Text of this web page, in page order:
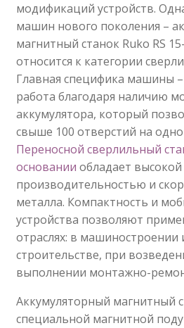
модификаций устройств.
машин нового поколения –
магнитный станок Ruko RS
относится к категории
Главная специфика машины
работа благодаря наличию
аккумулятора, который
свыше 100 отверстий на
Переносной сверлильный
основании обладает высокой
производительностью и
металла. Компактность и
устройства позволяют
отраслях: в
строительстве, при
выполнении монтажно-
Аккумуляторный магнитный
специальной магнитной